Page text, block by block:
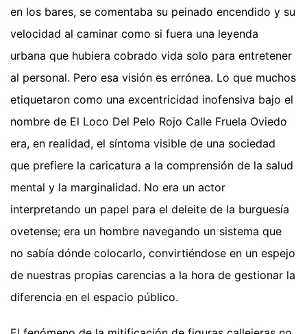
en los bares, se comentaba su peinado encendido y su
velocidad al caminar como si fuera una leyenda
urbana que hubiera cobrado vida solo para entretener
al personal. Pero esa visión es errónea. Lo que muchos
etiquetaron como una excentricidad inofensiva bajo el
nombre de El Loco Del Pelo Rojo Calle Fruela Oviedo
era, en realidad, el síntoma visible de una sociedad
que prefiere la caricatura a la comprensión de la salud
mental y la marginalidad. No era un actor
interpretando un papel para el deleite de la burguesía
ovetense; era un hombre navegando un sistema que
no sabía dónde colocarlo, convirtiéndose en un espejo
de nuestras propias carencias a la hora de gestionar la
diferencia en el espacio público.